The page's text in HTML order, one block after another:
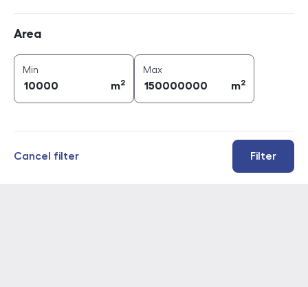
Area
Min
m2
Maxarea (
m2
Filter
Cancel filter